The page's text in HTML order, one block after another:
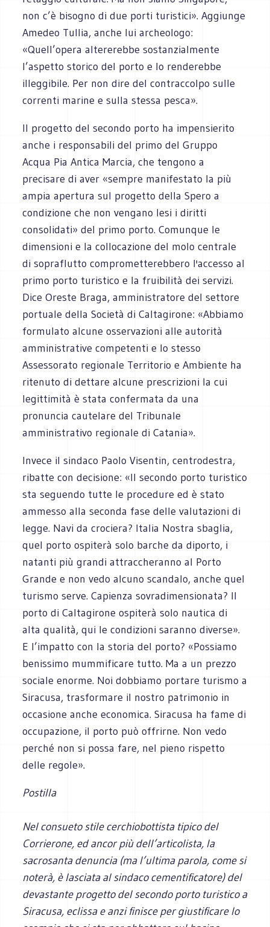
non c’è bisogno di due porti turistici». Aggiunge
Amedeo Tullia, anche lui archeologo:
«Quell’opera altererebbe sostanzialmente
l’aspetto storico del porto e lo renderebbe
illeggibile. Per non dire del contraccolpo sulle
correnti marine e sulla stessa pesca».
Il progetto del secondo porto ha impensierito
anche i responsabili del primo del Gruppo
Acqua Pia Antica Marcia, che tengono a
precisare di aver «sempre manifestato la più
ampia apertura sul progetto della Spero a
condizione che non vengano lesi i diritti
consolidati» del primo porto. Comunque le
dimensioni e la collocazione del molo centrale
di sopraflutto comprometterebbero l'accesso al
primo porto turistico e la fruibilità dei servizi.
Dice Oreste Braga, amministratore del settore
portuale della Società di Caltagirone: «Abbiamo
formulato alcune osservazioni alle autorità
amministrative competenti e lo stesso
Assessorato regionale Territorio e Ambiente ha
ritenuto di dettare alcune prescrizioni la cui
legittimità è stata confermata da una
pronuncia cautelare del Tribunale
amministrativo regionale di Catania».
Invece il sindaco Paolo Visentin, centrodestra,
ribatte con decisione: «Il secondo porto turistico
sta seguendo tutte le procedure ed è stato
ammesso alla seconda fase delle valutazioni di
legge. Navi da crociera? Italia Nostra sbaglia,
quel porto ospiterà solo barche da diporto, i
natanti più grandi attraccheranno al Porto
Grande e non vedo alcuno scandalo, anche quel
turismo serve. Capienza sovradimensionata? Il
porto di Caltagirone ospiterà solo nautica di
alta qualità, qui le condizioni saranno diverse».
E l’impatto con la storia del porto? «Possiamo
benissimo mummificare tutto. Ma a un prezzo
sociale enorme. Noi dobbiamo portare turismo a
Siracusa, trasformare il nostro patrimonio in
occasione anche economica. Siracusa ha fame di
occupazione, il porto può offrirne. Non vedo
perché non si possa fare, nel pieno rispetto
delle regole».
Postilla
Nel consueto stile cerchiobottista tipico del
Corrierone, ed ancor più dell’articolista, la
sacrosanta denuncia (ma l’ultima parola, come si
noterà, è lasciata al sindaco cementificatore) del
devastante progetto del secondo porto turistico a
Siracusa, eclissa e anzi finisce per giustificare lo